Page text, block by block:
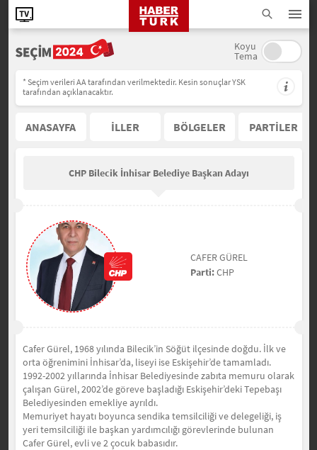
Koyu
Tema
* Seçim verileri AA tarafından verilmektedir. Kesin sonuçlar YSK
tarafından açıklanacaktır.
ANASAYFA İLLER BÖLGELER PARTİLER
CHP Bilecik İnhisar Belediye Başkan Adayı
CAFER GÜREL
Parti:CHP
Cafer Gürel, 1968 yılında Bilecik’in Söğüt ilçesinde doğdu. İlk ve
orta öğrenimini İnhisar’da, liseyi ise Eskişehir’de tamamladı.
1992-2002 yıllarında İnhisar Belediyesinde zabıta memuru olarak
çalışan Gürel, 2002’de göreve başladığı Eskişehir’deki Tepebaşı
Belediyesinden emekliye ayrıldı.
Memuriyet hayatı boyunca sendika temsilciliği ve delegeliği, iş
yeri temsilciliği ile başkan yardımcılığı görevlerinde bulunan
Cafer Gürel, evli ve 2 çocuk babasıdır.